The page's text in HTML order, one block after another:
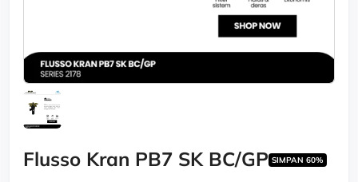
Flusso Kran PB7 SK BC/GP SIMPAN 60%